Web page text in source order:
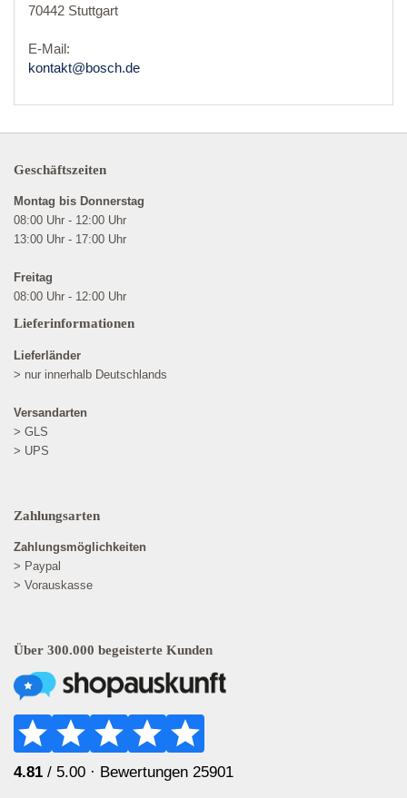
70442 Stuttgart
E-Mail:
kontakt@bosch.de
Geschäftszeiten
Montag bis Donnerstag
08:00 Uhr - 12:00 Uhr
13:00 Uhr - 17:00 Uhr
Freitag
08:00 Uhr - 12:00 Uhr
Lieferinformationen
Lieferländer
> nur innerhalb Deutschlands
Versandarten
> GLS
> UPS
Zahlungsarten
Zahlungsmöglichkeiten
> Paypal
> Vorauskasse
Über 300.000 begeisterte Kunden
4.81 / 5.00 · Bewertungen 25901